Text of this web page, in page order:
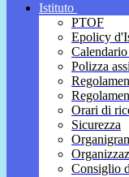
Istituto
PTOF
Epolicy
Polizza
Orari di
Sicurezza
Consiglio